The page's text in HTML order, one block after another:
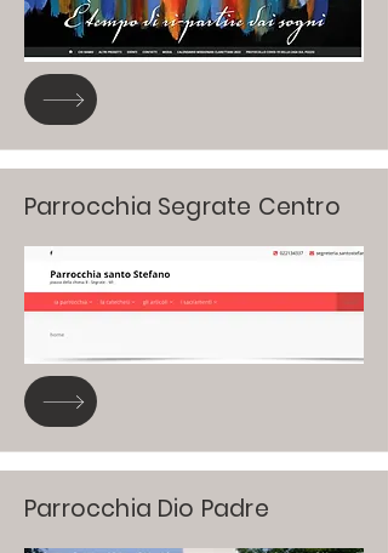
Parrocchia Segrate Centro
Parrocchia Dio Padre